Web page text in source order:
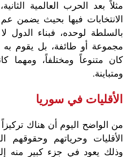
مثلاً بعد الحرب العالمية
الانتخابات فيها بحيث يضمن
بالسلطة لوحده، فبناء الدول
مجموعة أو طائفة، بل يقوم
كان متنوعاً ومختلفاً، ومهما
ومتباينة.
الأقليات في سوريا
من الواضح اليوم أن هناك
الأقليات وحرياتهم وحقوقهم
وذلك يعود في جزء كبير منه